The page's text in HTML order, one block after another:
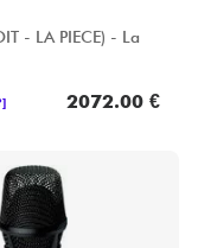
- LA PIECE) - La
2072.00 €